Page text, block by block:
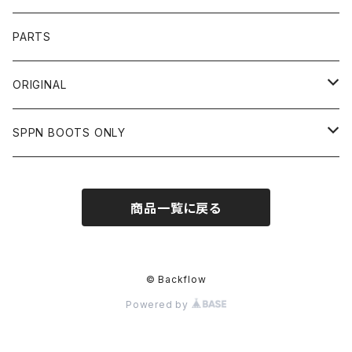
SHIRTS
OTHER
SHIRTS
TOYS McCOY
OTHER
TOPS
VIN&AGE
WEAR
HARLEY DAVIDSON
ROUGH TAIL
リード工業
NAPA
DIN MARKET
DIN MARKET
STREAM TRAIL
BAG
HTC
SLOW WEAR LION
STANCE
PARTS
ORIGINAL
TOPS
SPPN BOOTS ONLY
ACCESSORIES
商品一覧に戻る
© Backflow
Powered by